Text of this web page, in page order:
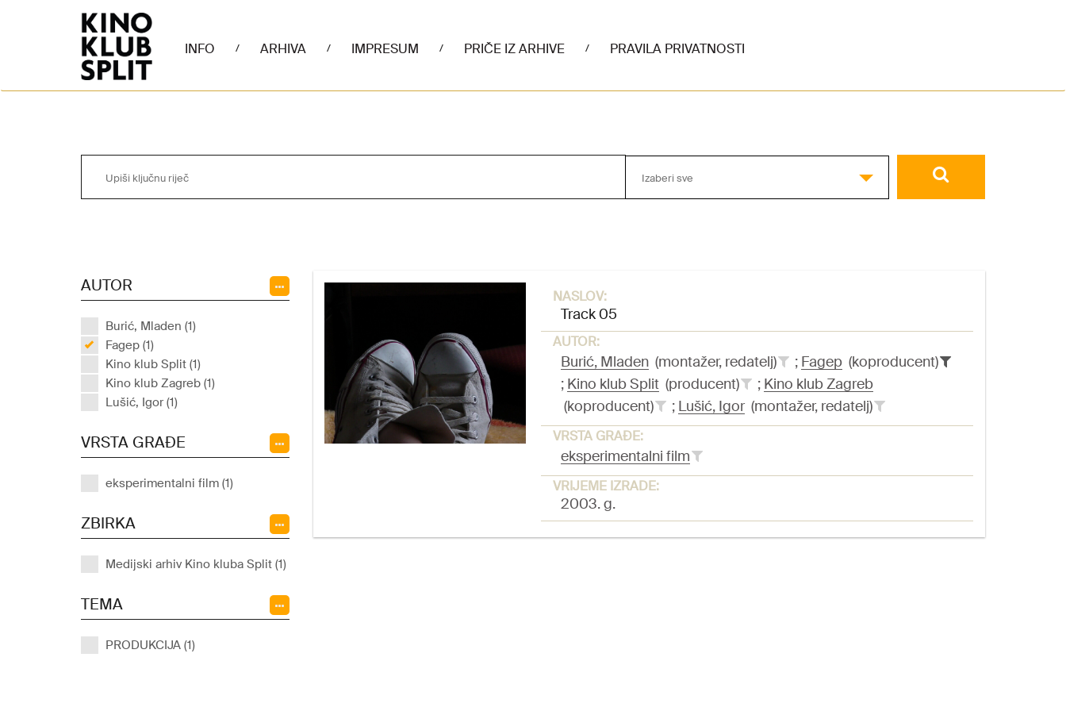
INFO / ARHIVA / IMPRESUM / PRIČE IZ ARHIVE / PRAVILA PRIVATNOSTI
Izaberi sve
AUTOR
Burić, Mladen (1)
Fagep (1)
Kino klub Split (1)
Kino klub Zagreb (1)
Lušić, Igor (1)
VRSTA GRAĐE
eksperimentalni film (1)
ZBIRKA
Medijski arhiv Kino kluba Split (1)
TEMA
PRODUKCIJA (1)
NASLOV:
Track 05
AUTOR:
Burić, Mladen(montažer, redatelj) ; Fagep(koproducent)
; Kino klub Split(producent) ; Kino klub Zagreb
(koproducent)
; Lušić, Igor(montažer, redatelj)
VRSTA GRAĐE:
eksperimentalni film
VRIJEME IZRADE:
2003. g.